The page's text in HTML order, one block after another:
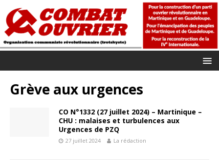
Grève aux urgences
CO N°1332 (27 juillet 2024) – Martinique –
CHU : malaises et turbulences aux
Urgences de PZQ
27 juillet 2024 La rédaction